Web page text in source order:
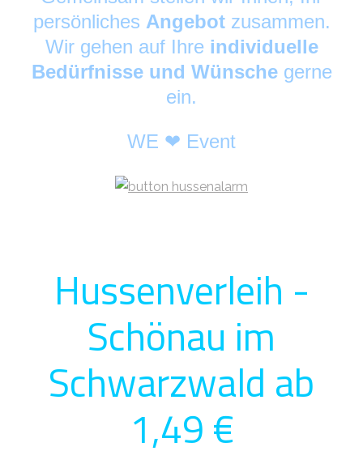
persönliches Angebot zusammen.
Wir gehen auf Ihre individuelle
Bedürfnisse und Wünschegerne
ein.
WE ❤ Event
Hussenverleih -
Schönau im
Schwarzwald ab
1,49 €